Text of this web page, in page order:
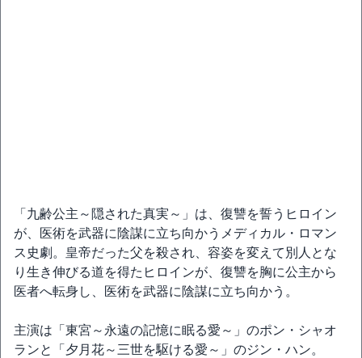
「九齢公主～隠された真実～」は、復讐を誓うヒロイン
が、医術を武器に陰謀に立ち向かうメディカル・ロマン
ス史劇。皇帝だった父を殺され、容姿を変えて別人とな
り生き伸びる道を得たヒロインが、復讐を胸に公主から
医者へ転身し、医術を武器に陰謀に立ち向かう。
主演は「東宮～永遠の記憶に眠る愛～」のポン・シャオ
ランと「夕月花～三世を駆ける愛～」のジン・ハン。